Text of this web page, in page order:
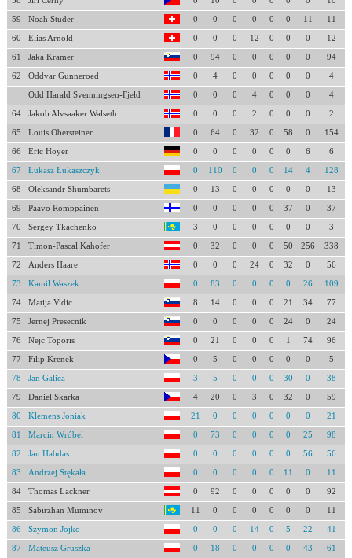
59 Noah Studer 0 0 0 0 0 0 11 11
60 Elias Arnold 0 0 0 12 0 0 0 12
61 Jaka Kramer 0 94 0 0 0 0 0 94
62 Oddvar Gunneroed 0 4 0 0 0 0 0 4
Odd Harald Svenningsen-Fjeld 0 0 0 4 0 0 0 4
64 Jakob Alvsaaker Walseth 0 0 0 2 0 0 0 2
65 Louis Obersteiner 0 64 0 32 0 58 0 154
66 Eric Hoyer 0 0 0 0 0 0 6 6
67 Łukasz Łukaszczyk 0 110 0 0 0 14 4 128
68 Oleksandr Shumbarets 0 13 0 0 0 0 0 13
69 Paavo Romppainen 0 0 0 0 0 37 0 37
70 Sergey Tkachenko 3 0 0 0 0 0 0 3
71 Timon-Pascal Kahofer 0 32 0 0 0 50 256 338
72 Anders Haare 0 0 0 24 0 32 0 56
73 Kamil Waszek 0 83 0 0 0 0 26 109
74 Matija Vidic 8 14 0 0 0 21 34 77
75 Jernej Presecnik 0 0 0 0 0 24 0 24
76 Nejc Toporis 0 21 0 0 0 1 74 96
77 Filip Krenek 0 5 0 0 0 0 0 5
78 Jan Galica 3 5 0 0 0 30 0 38
79 Daniel Skarka 4 20 0 3 0 32 0 59
80 Klemens Joniak 21 0 0 0 0 0 0 21
81 Marcin Wróbel 0 73 0 0 0 0 25 98
82 Jan Habdas 0 0 0 0 0 0 56 56
83 Andrzej Stękała 0 0 0 0 0 11 0 11
84 Thomas Lackner 0 92 0 0 0 0 0 92
85 Sabirzhan Muminov 11 0 0 0 0 0 0 11
86 Szymon Jojko 0 0 0 14 0 5 22 41
87 Mateusz Gruszka 0 18 0 0 0 0 43 61